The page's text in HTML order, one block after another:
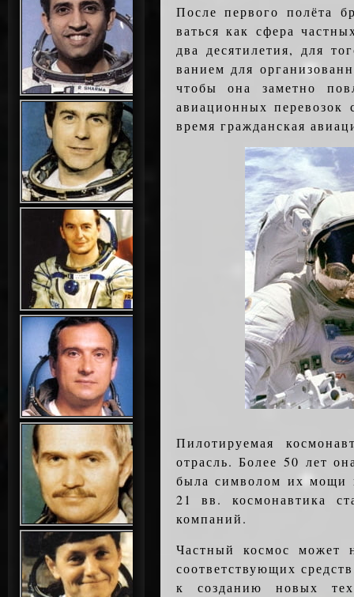
После первого полёта
ваться как сфера
два десятилетия, для
ванием для
чтобы она заметно
авиационных
время гражданская
Пилотируемая
отрасль. Более 50 лет
была символом их мощи
21 вв. космонавтика
компаний.
Частный космос может
соответствующих
к созданию новых